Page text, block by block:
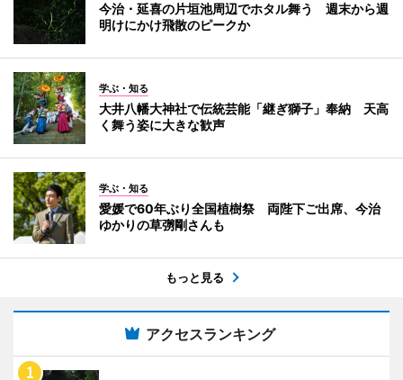
今治・延喜の片垣池周辺でホタル舞う 週末から週
明けにかけ飛散のピークか
学ぶ・知る
大井八幡大神社で伝統芸能「継ぎ獅子」奉納 天高
く舞う姿に大きな歓声
学ぶ・知る
愛媛で60年ぶり全国植樹祭 両陛下ご出席、今治
ゆかりの草彅剛さんも
もっと見る
アクセスランキング